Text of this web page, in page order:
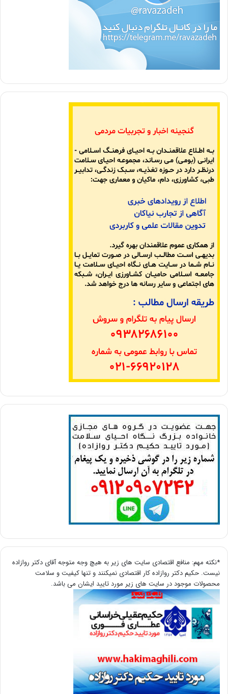
*نکته مهم: منافع اقتصادی سایت های زیر به هیچ وجه متوجه آقای دکتر روازاده
نیست. حکیم دکتر روازاده کار اقتصادی نمیکنند و تنها کیفیت و سلامت
محصولات موجود در سایت های زیر مورد تایید ایشان می باشد.